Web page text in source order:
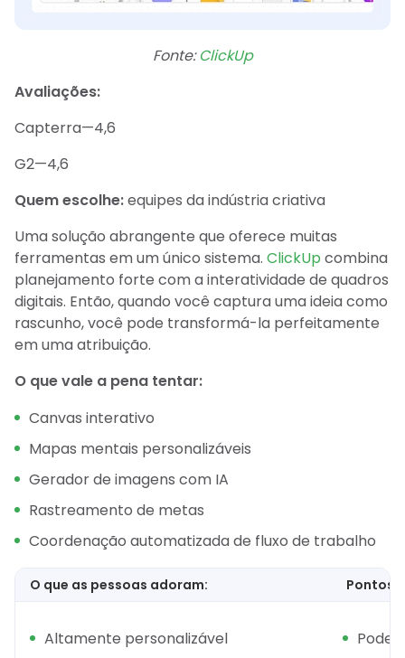
Fonte: ClickUp
Avaliações:
Capterra—4,6
G2—4,6
Quem escolhe:equipes da indústria criativa
Uma solução abrangente que oferece muitas
ferramentas em um único sistema. ClickUp combina
planejamento forte com a interatividade de quadros
digitais. Então, quando você captura uma ideia como
rascunho, você pode transformá-la perfeitamente
em uma atribuição.
O que vale a pena tentar:
Canvas interativo
Mapas mentais personalizáveis
Gerador de imagens com IA
Rastreamento de metas
Coordenação automatizada de fluxo de trabalho
O que as pessoas adoram: Pontos
Altamente personalizável
Pode